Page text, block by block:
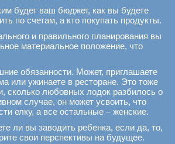
будет ваш бюджет, как вы будете
по счетам, а кто покупать продукты.
и правильного планирования вы
материальное положение, что
обязанности. Может, приглашаете
или ужинаете в ресторане. Это тоже
любовных лодок разбилось о
случае, он может усвоить, что
елку, а все остальные – женские.
ли вы заводить ребенка, если да, то,
свои перспективы на будущее.